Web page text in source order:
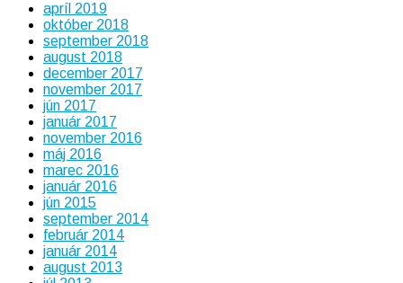
apríl 2019
október 2018
september 2018
august 2018
december 2017
november 2017
jún 2017
január 2017
november 2016
máj 2016
marec 2016
január 2016
jún 2015
september 2014
február 2014
január 2014
august 2013